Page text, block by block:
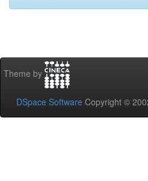
Theme by
DSpace Software Copyright ©